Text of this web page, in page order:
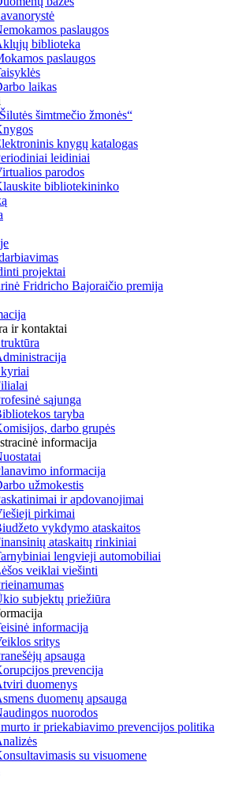
paslaugos
biblioteka
paslaugos
laikas
šimtmečio žmonės“
knygų katalogas
leidiniai
parodos
bibliotekininko
projektai
Fridricho Bajoraičio premija
ir kontaktai
sąjunga
taryba
darbo grupės
informacija
informacija
užmokestis
ir apdovanojimai
pirkimai
vykdymo ataskaitos
ataskaitų rinkiniai
lengvieji automobiliai
veiklai viešinti
subjektų priežiūra
informacija
sritys
apsauga
prevencija
duomenys
duomenų apsauga
nuorodos
ir priekabiavimo prevencijos politika
su visuomene